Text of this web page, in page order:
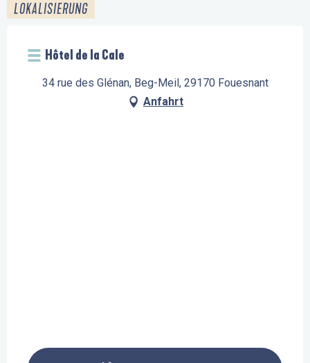
LOKALISIERUNG
Hôtel de la Cale
34 rue des Glénan, Beg-Meil, 29170 Fouesnant
Anfahrt